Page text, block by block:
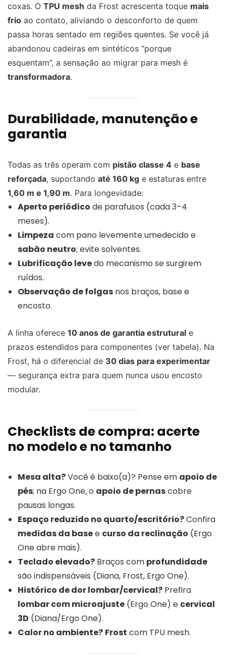
coxas. O TPU mesh da Frost acrescenta toque mais
frio ao contato, aliviando o desconforto de quem
passa horas sentado em regiões quentes. Se você já
abandonou cadeiras em sintéticos “porque
esquentam”, a sensação ao migrar para mesh é
transformadora.
Durabilidade, manutenção e
garantia
Todas as três operam com pistão classe 4 e base
reforçada, suportando até 160 kg e estaturas entre
1,60 m e 1,90 m. Para longevidade:
Aperto periódico de parafusos (cada 3–4
meses).
Limpeza com pano levemente umedecido e
sabão neutro; evite solventes.
Lubrificação levedo mecanismo se surgirem
ruídos.
Observação de folgas nos braços, base e
encosto.
A linha oferece 10 anos de garantia estrutural e
prazos estendidos para componentes (ver tabela). Na
Frost, há o diferencial de 30 dias para experimentar
— segurança extra para quem nunca usou encosto
modular.
Checklists de compra: acerte
no modelo e no tamanho
Mesa alta?Você é baixo(a)? Pense em apoio de
pés; na Ergo One, o apoio de pernascobre
pausas longas.
Espaço reduzido no quarto/escritório?Confira
medidas da basee curso da reclinação (Ergo
One abre mais).
Teclado elevado? Braços com profundidade
são indispensáveis (Diana, Frost, Ergo One).
Histórico de dor lombar/cervical? Prefira
lombar com microajuste (Ergo One) e cervical
3D (Diana/Ergo One).
Calor no ambiente? Frost com TPU mesh.